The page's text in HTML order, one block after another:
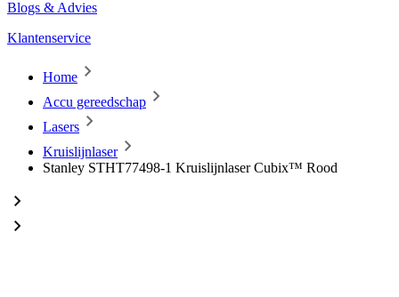
Blogs & Advies
Klantenservice
Home
Accu gereedschap
Lasers
Kruislijnlaser
Stanley STHT77498-1 Kruislijnlaser Cubix™ Rood